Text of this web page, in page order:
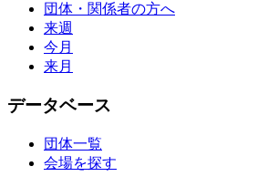
団体・関係者の方へ
来週
今月
来月
データベース
団体一覧
会場を探す